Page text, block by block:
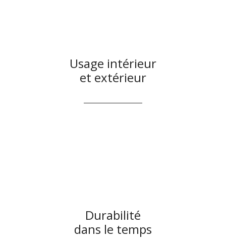
Usage intérieur
et extérieur
Durabilité
dans le temps